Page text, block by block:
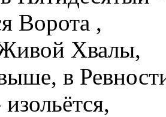
Ворота ,
Хвалы,
в